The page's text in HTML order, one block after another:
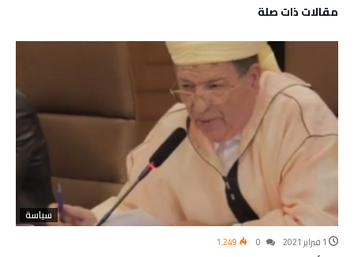
‫مقالات ذات صلة‬
سياسة
1 فبراير 2021 1٬249